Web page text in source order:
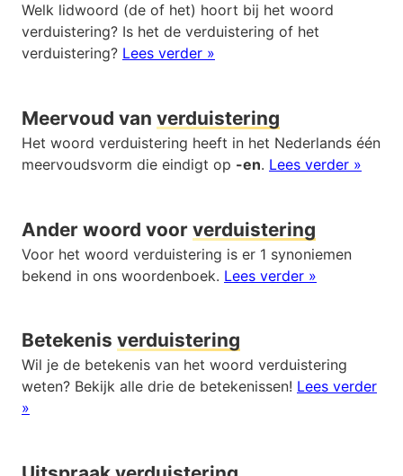
Welk lidwoord (de of het) hoort bij het woord
verduistering? Is het de verduistering of het
verduistering? Lees verder »
Meervoud van verduistering
Het woord verduistering heeft in het Nederlands één
meervoudsvorm die eindigt op -en. Lees verder »
Ander woord voor verduistering
Voor het woord verduistering is er 1 synoniemen
bekend in ons woordenboek. Lees verder »
Betekenis verduistering
Wil je de betekenis van het woord verduistering
weten? Bekijk alle drie de betekenissen! Lees verder
»